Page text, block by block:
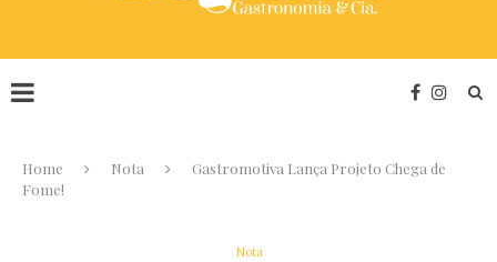
Home Nota
Gastromotiva Lança Projeto Chega de
Fome!
Nota